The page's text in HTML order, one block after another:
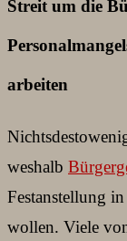
Streit um die
arbeiten
weshalb
Festanstellung
wollen. Viele